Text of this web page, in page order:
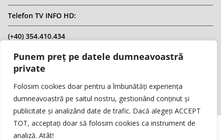
Punem preț pe datele dumneavoastră
private
Folosim cookies doar pentru a îmbunătăți experiența
dumneavoastră pe saitul nostru, gestionând conținut și
publicitate și analizând date de trafic. Dacă alegeți ACCEPT
TOT, acceptați doar să folosim cookies ca instrument de
analiză. Atât!
Telefon TV INFO HD:
(+40) 354.410.434
Email: infohd20@gmail.com
Website: www.replicahd.ro